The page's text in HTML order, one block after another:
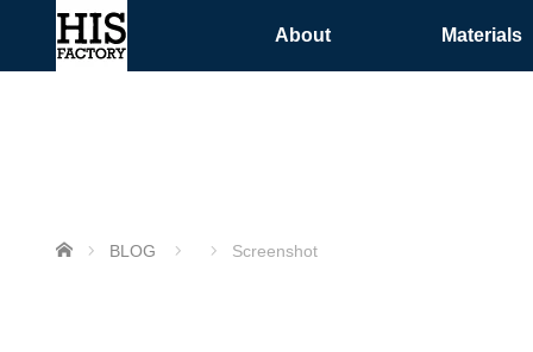
About Materials
ホーム BLOG Screenshot